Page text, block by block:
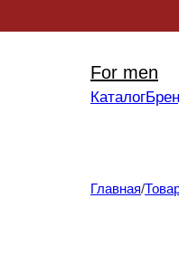
For men
Каталог
Главная/